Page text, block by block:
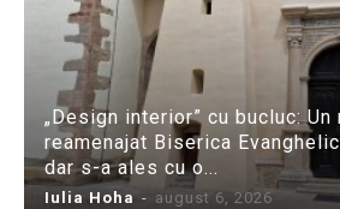
„Design interior” cu bucluc: Un
reamenajat Biserica
dar s-a ales cu o...
Iulia Hoha - august 6, 2026